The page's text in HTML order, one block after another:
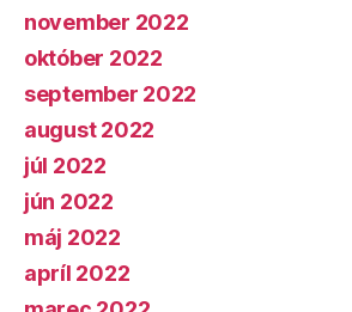
november 2022
október 2022
september 2022
august 2022
júl 2022
jún 2022
máj 2022
apríl 2022